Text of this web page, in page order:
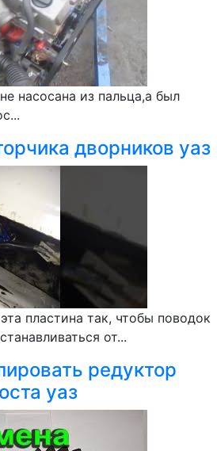
насосана из пальца,а был
дворников уаз
пластина так, чтобы поводок
от...
редуктор
уаз